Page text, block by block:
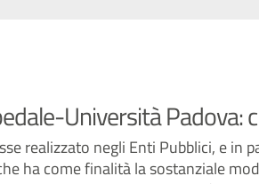
Università Padova:
realizzato negli Enti Pubblici, e in
ha come finalità la sostanziale